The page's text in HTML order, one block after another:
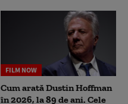
FILM NOW
Cum arată Dustin Hoffman
în 2026, la 89 de ani. Cele